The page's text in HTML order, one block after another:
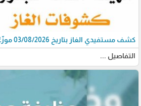
كشف مستفيدي الغاز بتاريخ 03/08/2026 موزّعًا على جميع المحافظات
التفاصيل ...